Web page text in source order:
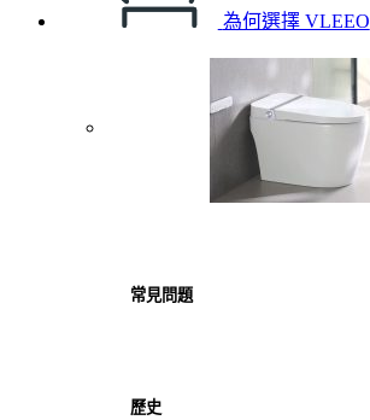
為何選擇 VLEEO
常見問題
歷史